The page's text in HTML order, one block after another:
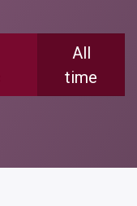
All
time